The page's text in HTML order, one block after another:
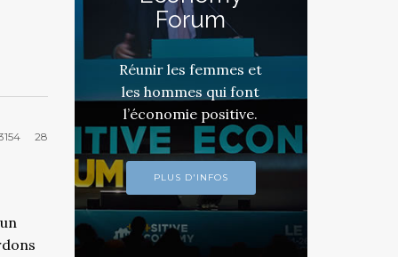
28
Forum
Réunir les femmes et
les hommes qui font
l’économie positive.
PLUS D'INFOS